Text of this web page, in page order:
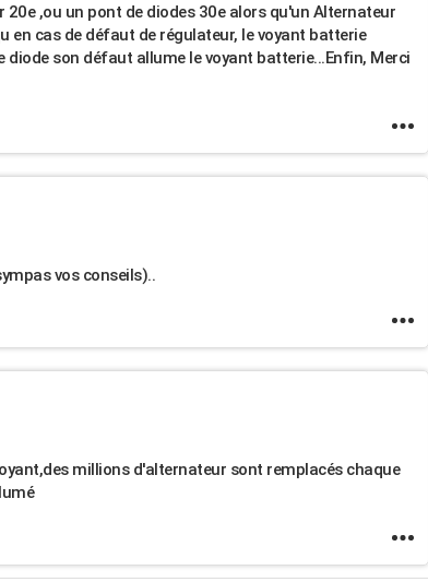
,ou un pont de diodes 30e alors qu'un Alternateur
en cas de défaut de régulateur, le voyant batterie
diode son défaut allume le voyant batterie...Enfin, Merci
vos conseils)..
millions d'alternateur sont remplacés chaque